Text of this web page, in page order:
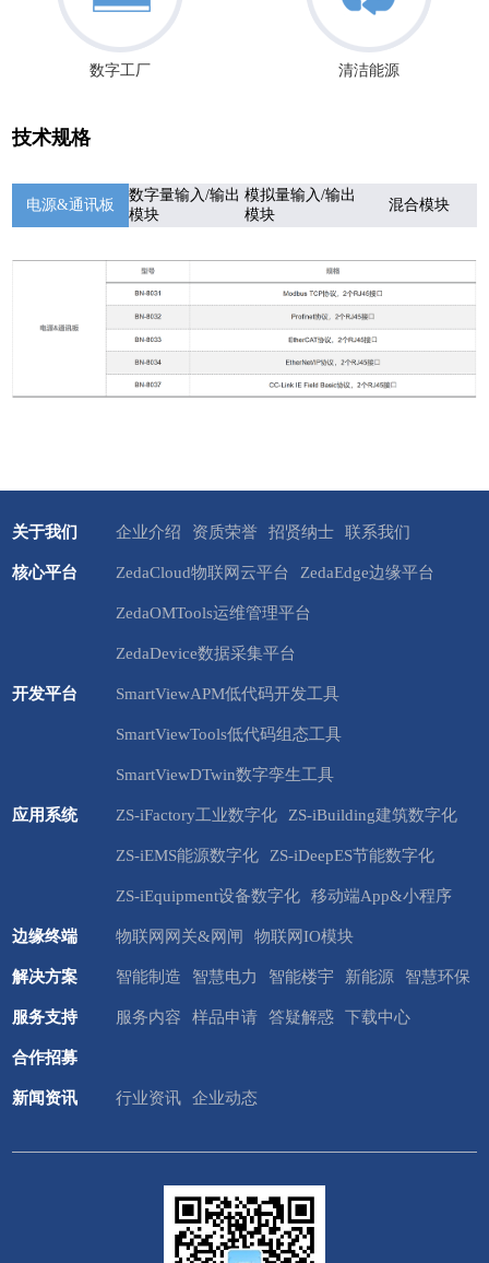
数字工厂 清洁能源
技术规格
电源&通讯板
数字量输⼊/输出
模块
模拟量输⼊/输出
模块
混合模块
关于我们 企业介绍 资质荣誉 招贤纳士 联系我们
核心平台 ZedaCloud物联网云平台 ZedaEdge边缘平台
ZedaOMTools运维管理平台
ZedaDevice数据采集平台
开发平台 SmartViewAPM低代码开发工具
SmartViewTools低代码组态工具
SmartViewDTwin数字孪生工具
应用系统 ZS-iFactory工业数字化 ZS-iBuilding建筑数字化
ZS-iEMS能源数字化 ZS-iDeepES节能数字化
ZS-iEquipment设备数字化 移动端App&小程序
边缘终端 物联网网关&网闸 物联网IO模块
解决方案 智能制造 智慧电力 智能楼宇 新能源 智慧环保
服务支持 服务内容 样品申请 答疑解惑 下载中心
合作招募
新闻资讯 行业资讯 企业动态